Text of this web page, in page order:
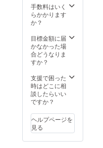
手数料はいく
らかかります
か？
目標金額に届
かなかった場
合どうなりま
すか？
支援で困った
時はどこに相
談したらいい
ですか？
ヘルプページを
見る